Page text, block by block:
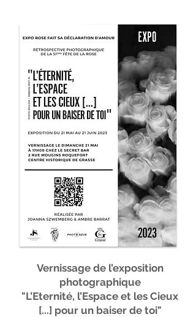
Vernissage de l’exposition
photographique
"L’Eternité, l’Espace et les Cieux
[...] pour un baiser de toi"